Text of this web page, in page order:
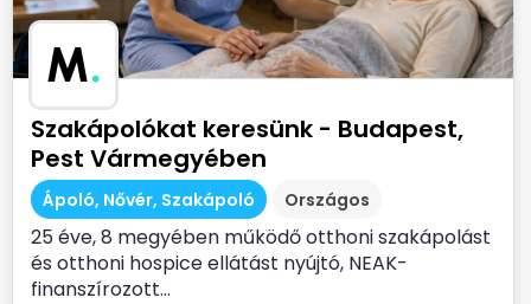
M.
Szakápolókat keresünk - Budapest,
Pest Vármegyében
Ápoló, Nővér, Szakápoló Országos
25 éve, 8 megyében működő otthoni szakápolást
és otthoni hospice ellátást nyújtó, NEAK-
finanszírozott...